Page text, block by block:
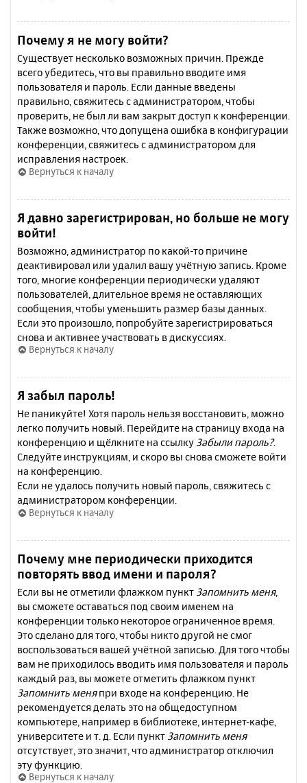
Почему я не могу войти?
Существует несколько возможных причин. Прежде
всего убедитесь, что вы правильно вводите имя
пользователя и пароль. Если данные введены
правильно, свяжитесь с администратором, чтобы
проверить, не был ли вам закрыт доступ к конференции.
Также возможно, что допущена ошибка в конфигурации
конференции, свяжитесь с администратором для
исправления настроек.
Вернуться к началу
Я давно зарегистрирован, но больше не могу
войти!
Возможно, администратор по какой-то причине
деактивировал или удалил вашу учётную запись. Кроме
того, многие конференции периодически удаляют
пользователей, длительное время не оставляющих
сообщения, чтобы уменьшить размер базы данных.
Если это произошло, попробуйте зарегистрироваться
снова и активнее участвовать в дискуссиях.
Вернуться к началу
Я забыл пароль!
Не паникуйте! Хотя пароль нельзя восстановить, можно
легко получить новый. Перейдите на страницу входа на
конференцию и щёлкните на ссылку Забыли пароль?.
Следуйте инструкциям, и скоро вы снова сможете войти
на конференцию.
Если не удалось получить новый пароль, свяжитесь с
администратором конференции.
Вернуться к началу
Почему мне периодически приходится
повторять ввод имени и пароля?
Если вы не отметили флажком пункт Запомнить меня,
вы сможете оставаться под своим именем на
конференции только некоторое ограниченное время.
Это сделано для того, чтобы никто другой не смог
воспользоваться вашей учётной записью. Для того чтобы
вам не приходилось вводить имя пользователя и пароль
каждый раз, вы можете отметить флажком пункт
Запомнить меняпри входе на конференцию. Не
рекомендуется делать это на общедоступном
компьютере, например в библиотеке, интернет-кафе,
университете и т. д. Если пункт Запомнить меня
отсутствует, это значит, что администратор отключил
эту функцию.
Вернуться к началу